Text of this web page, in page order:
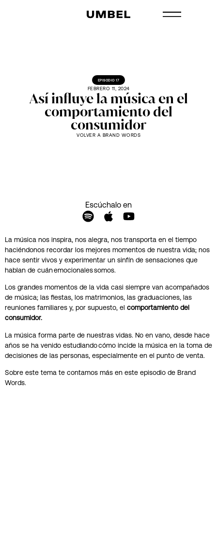
EPISODIO 17
FEBRERO 11, 2024
Así influye la música en el
comportamiento del
consumidor
VOLVER A BRAND WORDS
Escúchalo en
La música nos inspira, nos alegra, nos transporta en el tiempo
haciéndonos recordar los mejores momentos de nuestra vida; nos
hace sentir vivos y experimentar un sinfín de sensaciones que
hablan de cuán emocionales somos.
Los grandes momentos de la vida casi siempre van acompañados
de música; las fiestas, los matrimonios, las graduaciones, las
reuniones familiares y, por supuesto, el comportamiento del
consumidor.
La música forma parte de nuestras vidas. No en vano, desde hace
años se ha venido estudiando cómo incide la música en la toma de
decisiones de las personas, especialmente en el punto de venta.
Sobre este tema te contamos más en este episodio de Brand
Words.